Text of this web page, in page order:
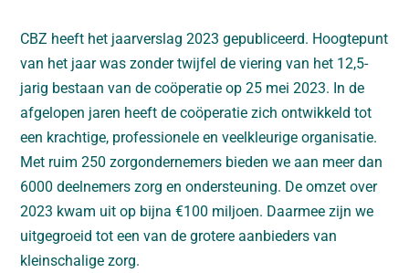
CBZ heeft het jaarverslag 2023 gepubliceerd. Hoogtepunt
van het jaar was zonder twijfel de viering van het 12,5-
jarig bestaan van de coöperatie op 25 mei 2023. In de
afgelopen jaren heeft de coöperatie zich ontwikkeld tot
een krachtige, professionele en veelkleurige organisatie.
Met ruim 250 zorgondernemers bieden we aan meer dan
6000 deelnemers zorg en ondersteuning. De omzet over
2023 kwam uit op bijna €100 miljoen. Daarmee zijn we
uitgegroeid tot een van de grotere aanbieders van
kleinschalige zorg.